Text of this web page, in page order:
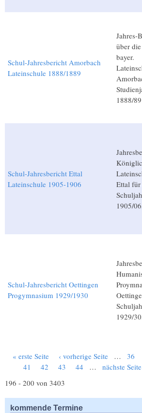
Schul-Jahresbericht Amorbach
Lateinschule 1888/1889
Jahres-
über
bayer.
1888/89
Schul-Jahresbericht Ettal
Lateinschule 1905-1906
Ettal für
1905/
Schul-Jahresbericht Oettingen
Progymnasium 1929/1930
1929/
Seiten
« erste Seite ‹ vorherige Seite … 36
41 42 43 44 … nächste Seite
196 - 200 von 3403
kommende Termine